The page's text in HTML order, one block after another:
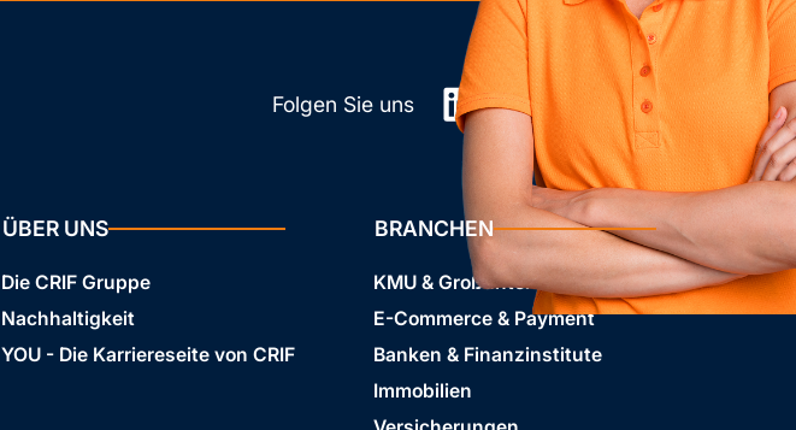
Folgen Sie uns LinkedIn YouTube
ÜBER UNS
Die CRIF Gruppe
Nachhaltigkeit
YOU - Die Karriereseite von CRIF
BRANCHEN
KMU & Großunternehmen
E-Commerce & Payment
Banken & Finanzinstitute
Immobilien